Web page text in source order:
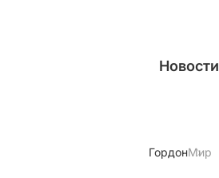
Новости
ГордонМир